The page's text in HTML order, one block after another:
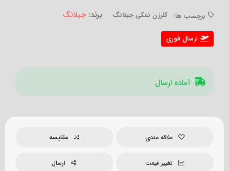
برچسب ها : کلرزن نمکی جیلانگ برند:جیلانگ
ارسال فوری
آماده ارسال
علاقه مندی مقایسه
تغییر قیمت ارسال